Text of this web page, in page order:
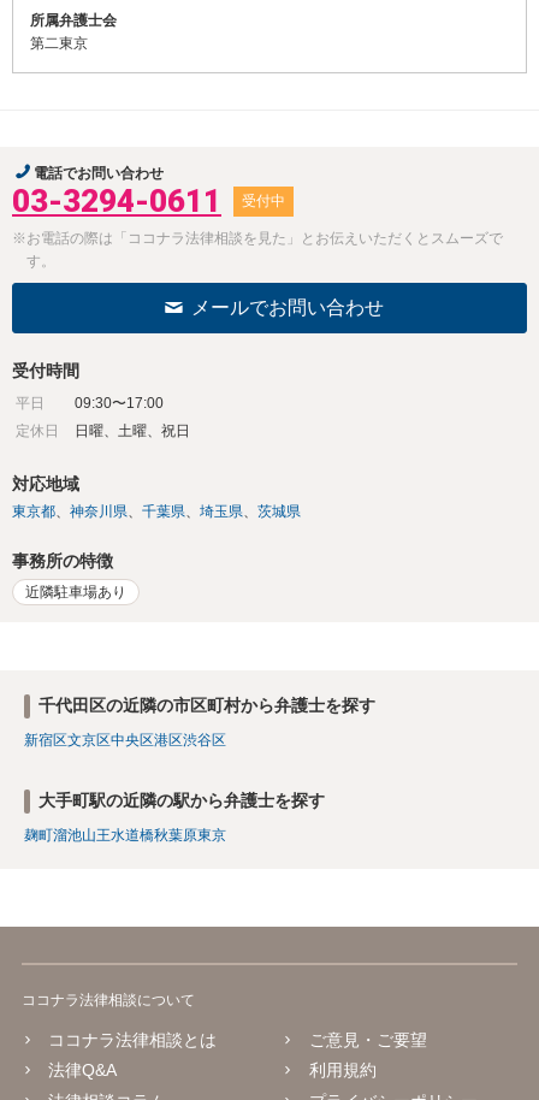
所属弁護士会
第二東京
電話でお問い合わせ
03-3294-0611 受付中
※お電話の際は「ココナラ法律相談を見た」とお伝えいただくとスムーズで
す。
メールでお問い合わせ
受付時間
平日
09:30〜17:00
定休日
日曜、土曜、祝日
対応地域
東京都 神奈川県 千葉県 埼玉県 茨城県
事務所の特徴
近隣駐車場あり
千代田区の近隣の市区町村から弁護士を探す
新宿区文京区中央区港区渋谷区
大手町駅の近隣の駅から弁護士を探す
麹町溜池山王水道橋秋葉原東京
ココナラ法律相談について
ココナラ法律相談とは
法律Q&A
ご意見・ご要望
利用規約